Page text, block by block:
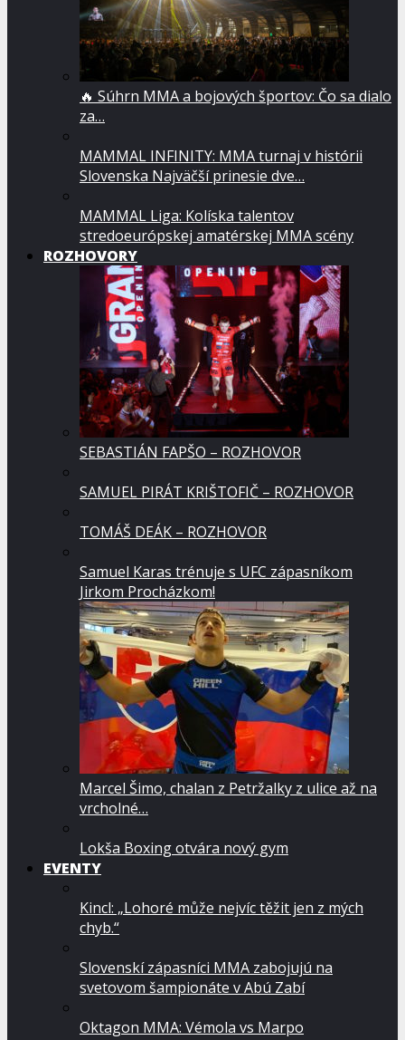
🔥 Súhrn MMA a bojových športov: Čo sa dialo
za…
MAMMAL INFINITY: MMA turnaj v histórii
Slovenska Najväčší prinesie dve…
MAMMAL Liga: Kolíska talentov
stredoeurópskej amatérskej MMA scény
ROZHOVORY
SEBASTIÁN FAPŠO – ROZHOVOR
SAMUEL PIRÁT KRIŠTOFIČ – ROZHOVOR
TOMÁŠ DEÁK – ROZHOVOR
Samuel Karas trénuje s UFC zápasníkom
Jirkom Procházkom!
Marcel Šimo, chalan z Petržalky z ulice až na
vrcholné…
Lokša Boxing otvára nový gym
EVENTY
Kincl: „Lohoré může nejvíc těžit jen z mých
chyb.“
Slovenskí zápasníci MMA zabojujú na
svetovom šampionáte v Abú Zabí
Oktagon MMA: Vémola vs Marpo